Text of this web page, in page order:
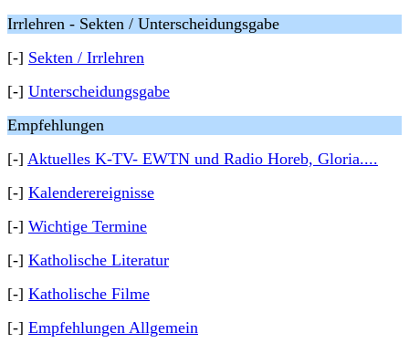
Irrlehren - Sekten / Unterscheidungsgabe
[-] Sekten / Irrlehren
[-] Unterscheidungsgabe
Empfehlungen
[-] Aktuelles K-TV- EWTN und Radio Horeb, Gloria....
[-] Kalenderereignisse
[-] Wichtige Termine
[-] Katholische Literatur
[-] Katholische Filme
[-] Empfehlungen Allgemein